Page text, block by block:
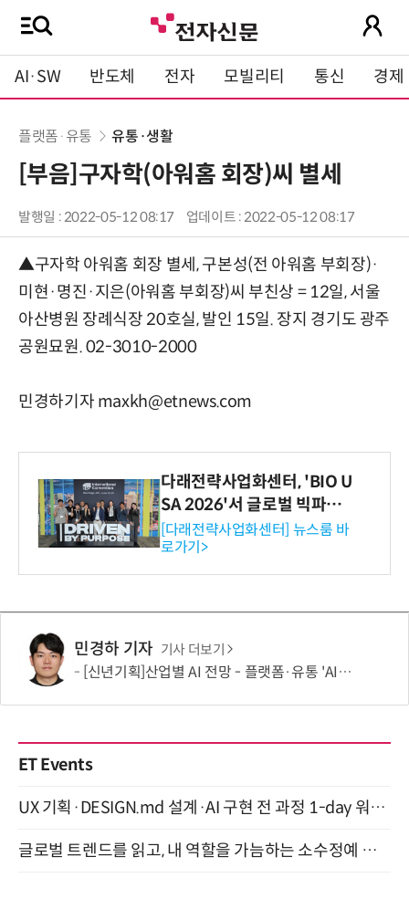
AI·SW 반도체 전자 모빌리티 통신 경제
플랫폼·유통 유통·생활
[부음]구자학(아워홈 회장)씨 별세
발행일 : 2022-05-12 08:17 업데이트 : 2022-05-12 08:17
▲구자학 아워홈 회장 별세, 구본성(전 아워홈 부회장)·
미현·명진·지은(아워홈 부회장)씨 부친상 = 12일, 서울
아산병원 장례식장 20호실, 발인 15일. 장지 경기도 광주
공원묘원. 02-3010-2000
민경하기자 maxkh@etnews.com
다래전략사업화센터, 'BIO U
SA 2026'서 글로벌 빅파마
와의 비즈니스 미팅 지원…K
-바이오 해외 진출 교두보 확
보
[다래전략사업화센터] 뉴스룸 바
로가기>
민경하 기자 기사 더보기
[신년기획]산업별 AI 전망 - 플랫폼·유통 'AI 에이전트 시대' 개막
ET Events
UX 기획·DESIGN.md 설계·AI 구현 전 과정 1-day 워크숍 with Claude Code·Codex 9월 15일 개최
글로벌 트렌드를 읽고, 내 역할을 가늠하는 소수정예 실습 워크숍 (8/28)